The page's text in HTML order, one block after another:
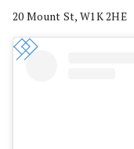
20 Mount St, W1K 2HE